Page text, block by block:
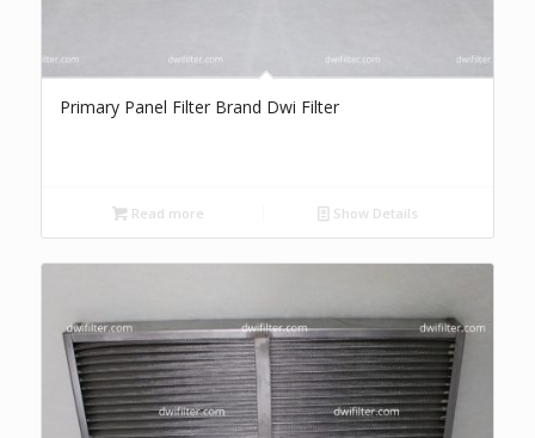
Primary Panel Filter Brand Dwi Filter
Read more Show Details